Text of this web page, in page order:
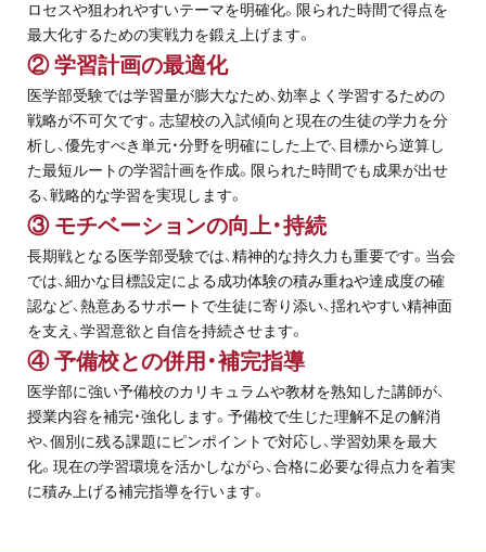
ロセスや狙われやすいテーマを明確化。限られた時間で得点を
最大化するための実戦力を鍛え上げます。
② 学習計画の最適化
医学部受験では学習量が膨大なため、効率よく学習するための
戦略が不可欠です。志望校の入試傾向と現在の生徒の学力を分
析し、優先すべき単元・分野を明確にした上で、目標から逆算し
た最短ルートの学習計画を作成。限られた時間でも成果が出せ
る、戦略的な学習を実現します。
③ モチベーションの向上・持続
長期戦となる医学部受験では、精神的な持久力も重要です。当会
では、細かな目標設定による成功体験の積み重ねや達成度の確
認など、熱意あるサポートで生徒に寄り添い、揺れやすい精神面
を支え、学習意欲と自信を持続させます。
④ 予備校との併用・補完指導
医学部に強い予備校のカリキュラムや教材を熟知した講師が、
授業内容を補完・強化します。予備校で生じた理解不足の解消
や、個別に残る課題にピンポイントで対応し、学習効果を最大
化。現在の学習環境を活かしながら、合格に必要な得点力を着実
に積み上げる補完指導を行います。